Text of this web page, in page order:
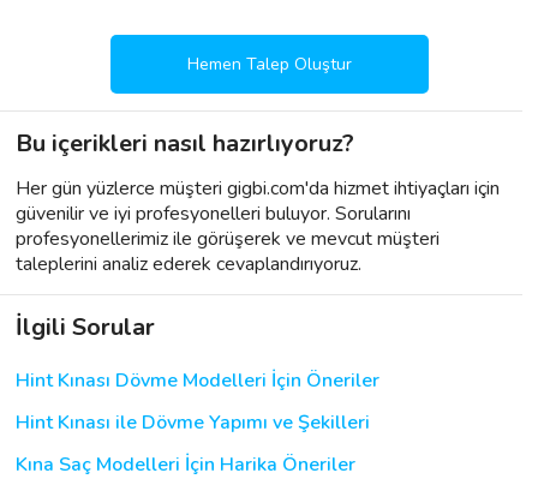
Hemen Talep Oluştur
Bu içerikleri nasıl hazırlıyoruz?
Her gün yüzlerce müşteri gigbi.com'da hizmet ihtiyaçları için
güvenilir ve iyi profesyonelleri buluyor. Sorularını
profesyonellerimiz ile görüşerek ve mevcut müşteri
taleplerini analiz ederek cevaplandırıyoruz.
İlgili Sorular
Hint Kınası Dövme Modelleri İçin Öneriler
Hint Kınası ile Dövme Yapımı ve Şekilleri
Kına Saç Modelleri İçin Harika Öneriler